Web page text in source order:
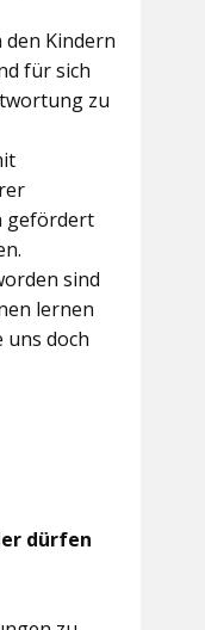
Kindern
für sich
zu
gefördert
sind
lernen
uns doch
dürfen